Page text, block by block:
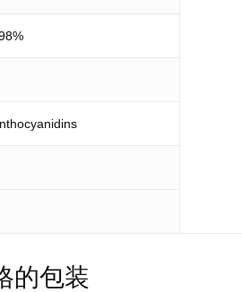
的包装